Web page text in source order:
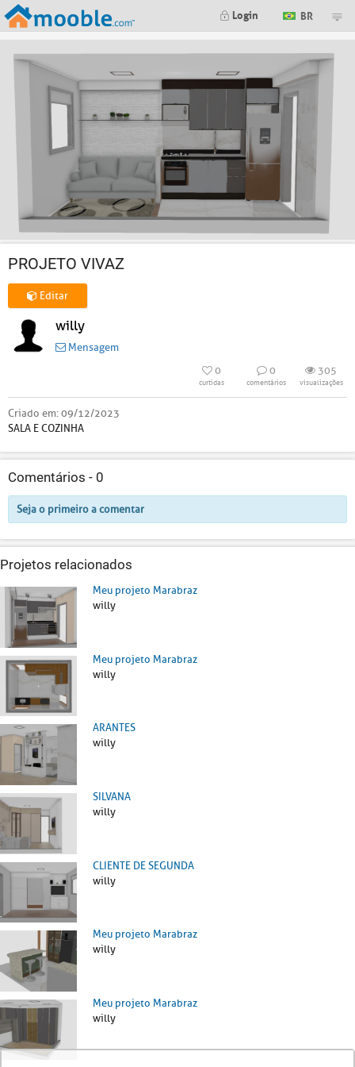
Login BR
PROJETO VIVAZ
Editar
willy
Mensagem
0
curtidas
0
comentários
305
visualizações
Criado em:09/12/2023
SALA E COZINHA
Comentários - 0
Seja o primeiro a comentar
Projetos relacionados
Meu projeto Marabraz
willy
Meu projeto Marabraz
willy
ARANTES
willy
SILVANA
willy
CLIENTE DE SEGUNDA
willy
Meu projeto Marabraz
willy
Meu projeto Marabraz
willy